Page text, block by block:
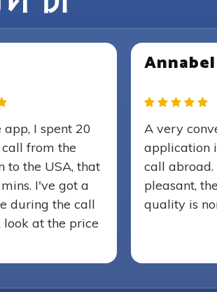
app, I spent 20
from the
to the USA, that
I've got a
during the call
look at the price
A very
application
call abroad.
pleasant,
quality is